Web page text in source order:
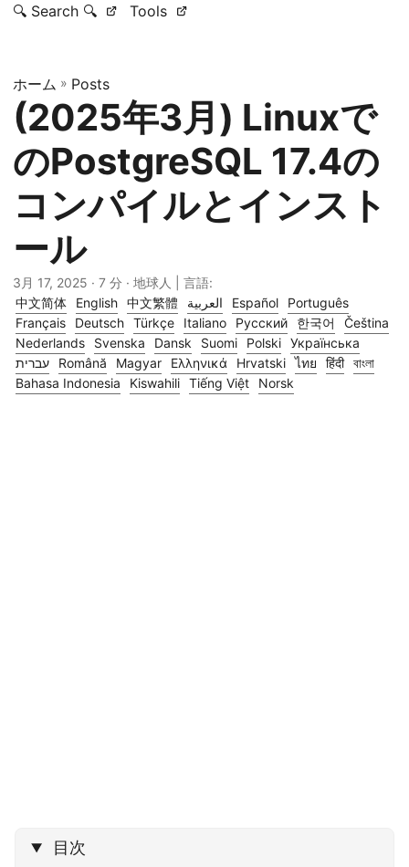
🔍 Search 🔍 Tools
ホーム » Posts
(2025年3月) Linuxで
のPostgreSQL 17.4の
コンパイルとインスト
ール
3月 17, 2025 · 7 分 · 地球人 | 言語:
中文简体
English 中文繁體 العربية Español
Português
Français
Deutsch Türkçe Italiano Русский 한국어
Čeština
Nederlands
Svenska Dansk Suomi Polski Українська
עברית
Română Magyar Ελληνικά Hrvatski ไทย हिंदी বাংলা
Bahasa Indonesia
Kiswahili Tiếng Việt Norsk
目次